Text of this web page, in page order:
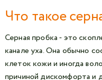
Что такое
Серная пробка - это
канале уха. Она обычно
клеток кожи и иногда
причиной дискомфорта и